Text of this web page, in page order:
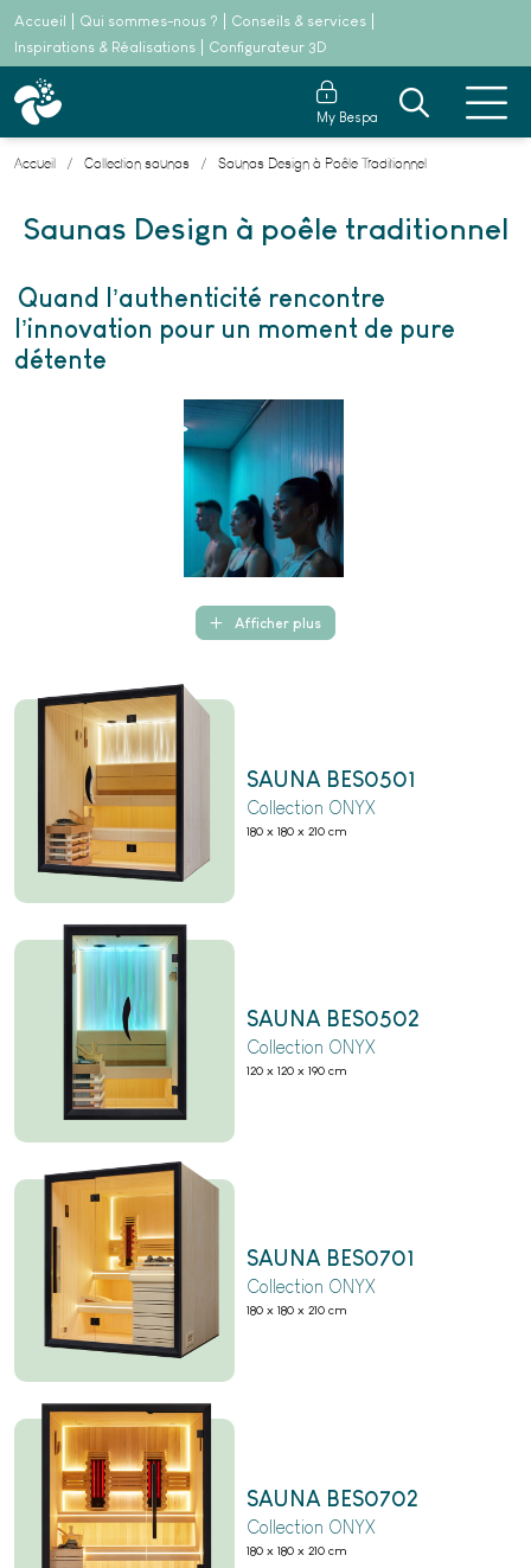
Accueil Qui sommes-nous ?
Conseils & services
Inspirations & Réalisations
Configurateur 3D
My Bespa
Accueil Collection saunas Saunas Design à Poêle Traditionnel
Saunas Design à poêle traditionnel
Quand l’authenticité rencontre
l’innovation pour un moment de pure
détente
Afficher plus
SAUNA BES0501
Collection ONYX
180 x 180 x 210 cm
SAUNA BES0502
Collection ONYX
120 x 120 x 190 cm
SAUNA BES0701
Collection ONYX
180 x 180 x 210 cm
SAUNA BES0702
Collection ONYX
180 x 180 x 210 cm